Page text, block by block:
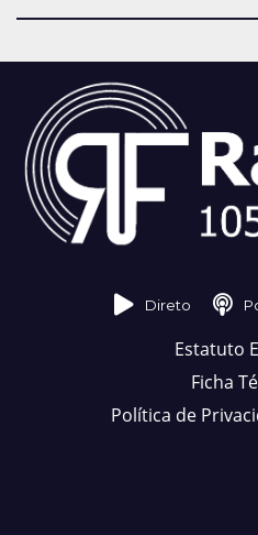
Direto
Estatuto
Ficha
Política de